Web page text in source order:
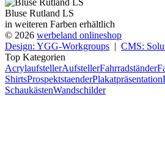
Bluse Rutland LS
in weiteren Farben erhältlich
© 2026 werbeland onlineshop
Design: YGG-Workgroups | CMS:
Top Kategorien
AcrylaufstellerAufstellerFahrradständer
ShirtsProspektstaenderPlakatpräsentation
SchaukästenWandschilder